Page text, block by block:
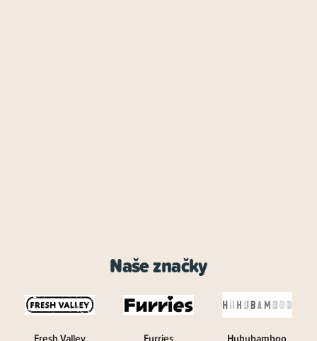
Naše značky